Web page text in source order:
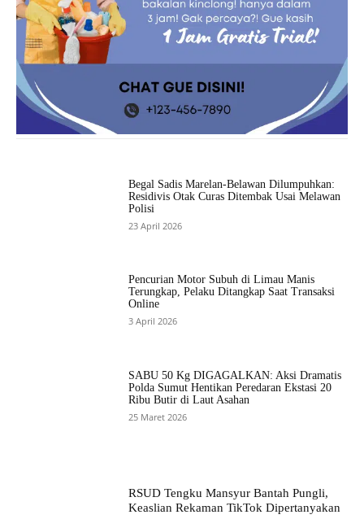
Begal Sadis Marelan-Belawan Dilumpuhkan:
Residivis Otak Curas Ditembak Usai Melawan
Polisi
23 April 2026
Pencurian Motor Subuh di Limau Manis
Terungkap, Pelaku Ditangkap Saat Transaksi
Online
3 April 2026
SABU 50 Kg DIGAGALKAN: Aksi Dramatis
Polda Sumut Hentikan Peredaran Ekstasi 20
Ribu Butir di Laut Asahan
25 Maret 2026
RSUD Tengku Mansyur Bantah Pungli,
Keaslian Rekaman TikTok Dipertanyakan